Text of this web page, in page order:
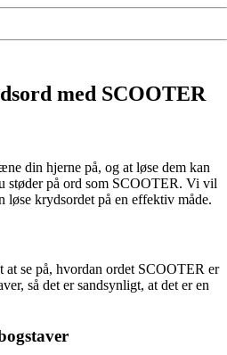
med SCOOTER
din hjerne på, og at løse dem kan
støder på ord som SCOOTER. Vi vil
løse krydsordet på en effektiv måde.
at se på, hvordan ordet SCOOTER er
så det er sandsynligt, at det er en